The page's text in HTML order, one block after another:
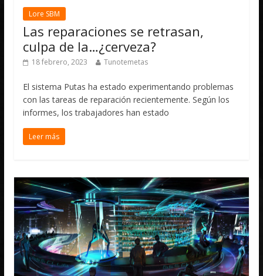
Lore SBM
Las reparaciones se retrasan,
culpa de la…¿cerveza?
18 febrero, 2023 Tunotemetas
El sistema Putas ha estado experimentando problemas
con las tareas de reparación recientemente. Según los
informes, los trabajadores han estado
Leer más